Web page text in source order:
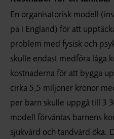
En organisatorisk modell
på i England) för att
problem med fysisk och
skulle endast medföra låga
kostnaderna för att bygga
cirka 5,5 miljoner kronor
per barn skulle uppgå till 3
modell förväntas barnens
sjukvård och tandvård öka.